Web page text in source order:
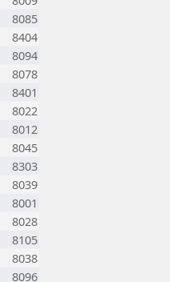
8085
8404
8094
8078
8401
8022
8012
8045
8303
8039
8001
8028
8105
8038
8096